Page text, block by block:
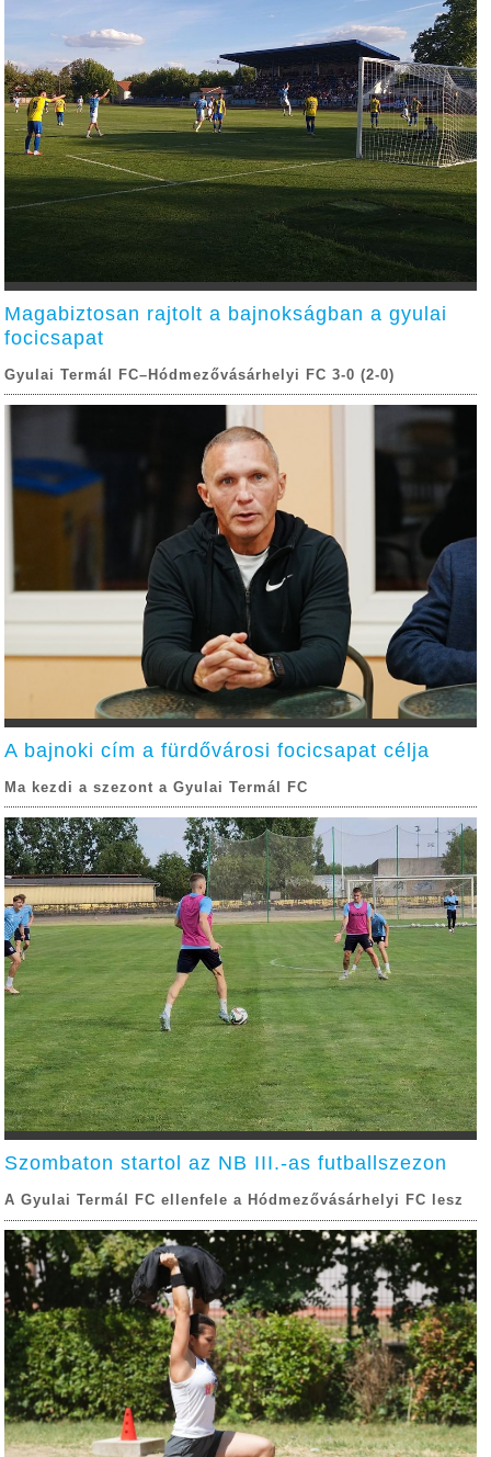
Magabiztosan rajtolt a bajnokságban a gyulai
focicsapat
Gyulai Termál FC–Hódmezővásárhelyi FC 3-0 (2-0)
A bajnoki cím a fürdővárosi focicsapat célja
Ma kezdi a szezont a Gyulai Termál FC
Szombaton startol az NB III.-as futballszezon
A Gyulai Termál FC ellenfele a Hódmezővásárhelyi FC lesz